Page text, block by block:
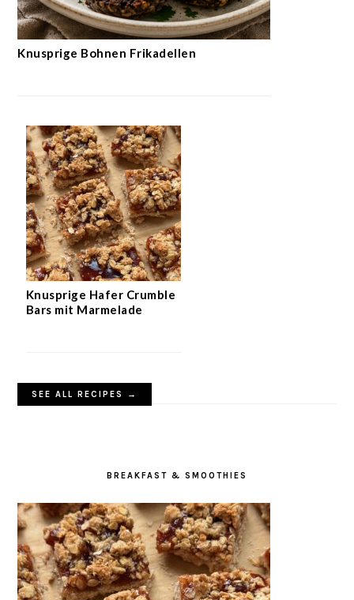
Knusprige Bohnen Frikadellen
Knusprige Hafer Crumble
Bars mit Marmelade
SEE ALL RECIPES →
BREAKFAST & SMOOTHIES